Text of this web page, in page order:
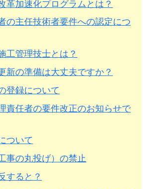
革加速化プログラムとは？
の主任技術者要件への認定につ
工管理技士とは？
新の準備は大丈夫ですか？
登録について
責任者の要件改正のお知らせで
ついて
事の丸投げ）の禁止
すると？